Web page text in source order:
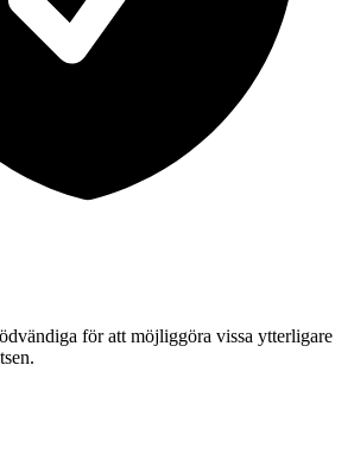
för att möjliggöra vissa ytterligare